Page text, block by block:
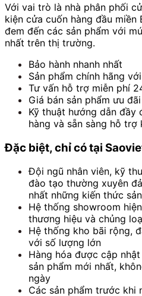
Với vai trò là nhà phân phối
kiện cửa cuốn hàng đầu
đem đến các sản phẩm với
nhất trên thị trường.
Bảo hành nhanh nhất
Sản phẩm chính hãng
Tư vấn hỗ trợ miễn phí
Giá bán sản phẩm ưu đãi
Kỹ thuật hướng dẫn đầy
hàng và sẵn sàng hỗ trợ
Đặc biệt, chỉ có tại
Đội ngũ nhân viên, kỹ
đào tạo thường xuyên
nhất những kiến thức
Hệ thống showroom
thương hiệu và chủng
Hệ thống kho bãi rộng,
với số lượng lớn
Hàng hóa được cập
sản phẩm mới nhất,
ngày
Các sản phẩm trước khi